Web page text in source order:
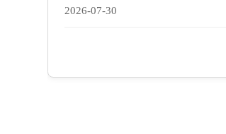
2026-07-30